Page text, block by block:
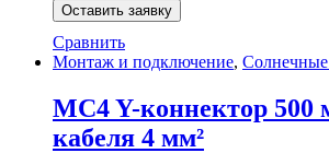
Оставить заявку
Сравнить
Монтаж и подключение,
MC4 Y-коннектор 500
кабеля 4 мм²